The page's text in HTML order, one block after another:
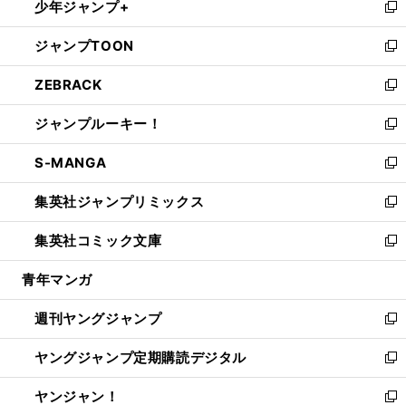
で
開
く
ド
ウ
で
開
く
ィ
ン
ド
ウ
で
開
く
い
ウ
ィ
ン
ド
ウ
で
開
く
少年ジャンプ+
新
し
い
ウ
ィ
ン
ド
ウ
で
開
く
ジャンプTOON
新
し
い
ウ
ィ
ン
ド
ウ
で
開
く
ZEBRACK
新
し
い
ウ
ィ
ン
ド
ウ
で
開
ジャンプルーキー！
新
し
い
ウ
ィ
ン
ド
ウ
開
く
S-MANGA
新
し
い
ウ
ィ
ン
ウ
で
開
く
集英社ジャンプリミックス
新
し
い
ウ
ン
ド
ウ
で
開
く
集英社コミック文庫
新
し
ウ
ィ
ン
ド
ウ
で
青年マンガ
週刊ヤングジャンプ
新
し
い
ウ
ィ
ヤングジャンプ定期購読デジタル
新
し
い
ヤンジャン！
新